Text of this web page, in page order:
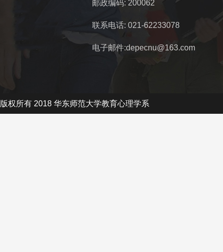
邮政编码: 200062
联系电话: 021-62233078
电子邮件:depecnu@163.com
版权所有 2018 华东师范大学教育心理学系